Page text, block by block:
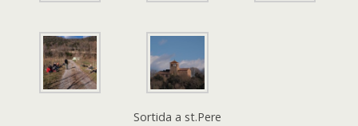
Sortida a st.Pere